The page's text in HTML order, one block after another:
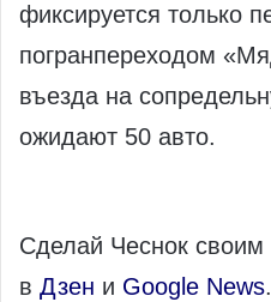
фиксируется только
погранпереходом
въезда на
ожидают 50 авто.
Сделай Чеснок своим
в Дзен и Google News